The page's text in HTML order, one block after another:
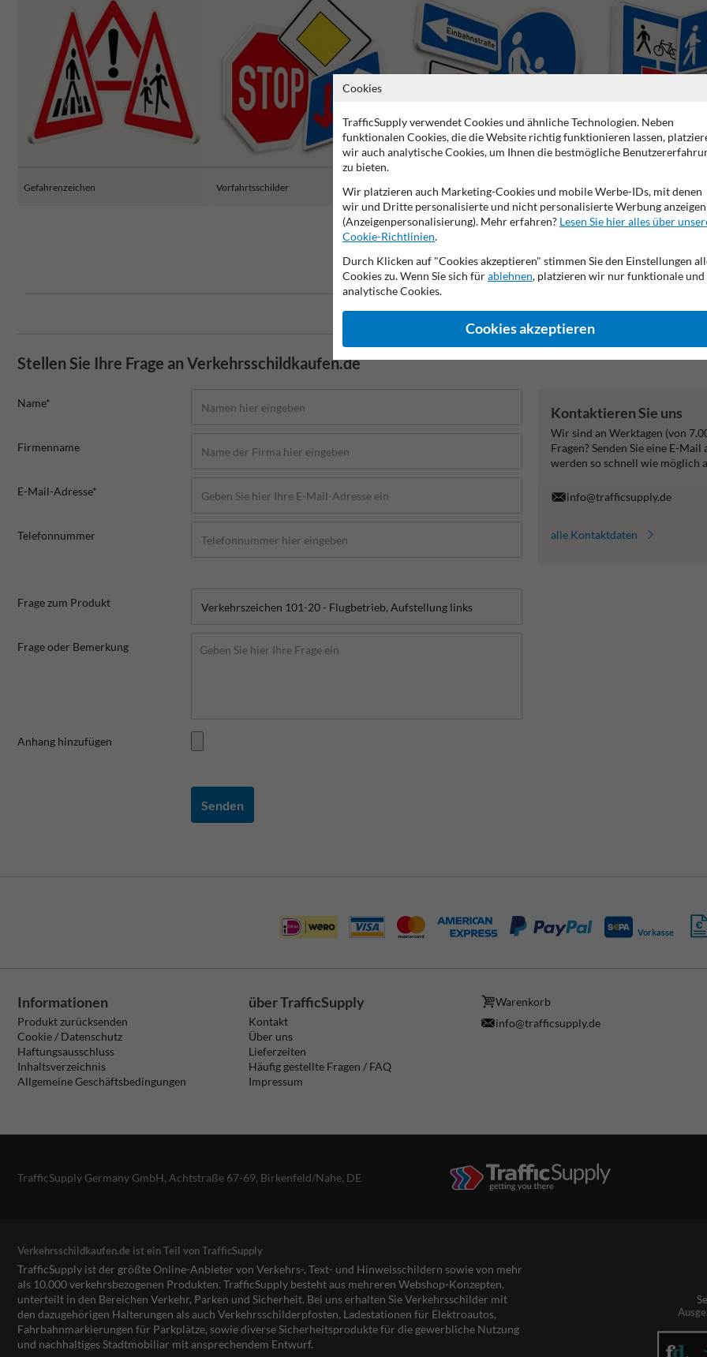
Gefahrenzeichen Vorfahrtsschilder Vorschriftszeichen Richtzeichen
2 Jahre Werksgarantie
Stellen Sie Ihre Frage an Verkehrsschildkaufen.de
Name*
Firmenname
E-Mail-Adresse*
Telefonnummer
Frage zum Produkt
Frage oder Bemerkung
Anhang hinzufügen
Senden
Kontaktieren Sie uns
Wir sind an Werktagen (von
Fragen? Senden Sie eine E-Mail
werden so schnell wie möglich
info@trafficsupply.de
alle Kontaktdaten
Vorkasse
Informationen
Produkt zurücksenden
Cookie / Datenschutz
Haftungsausschluss
Inhaltsverzeichnis
Allgemeine Geschäftsbedingungen
über TrafficSupply
Kontakt
Über uns
Lieferzeiten
Häufig gestellte Fragen / FAQ
Impressum
Warenkorb
info@trafficsupply.de
TrafficSupply Germany GmbH, Achtstraße 67-69, Birkenfeld/Nahe, DE
Verkehrsschildkaufen.de ist ein Teil von TrafficSupply
TrafficSupply ist der größte Online-Anbieter von Verkehrs-, Text- und Hinweisschildern sowie von mehr
als 10.000 verkehrsbezogenen Produkten. TrafficSupply besteht aus mehreren Webshop-Konzepten,
unterteilt in den Bereichen Verkehr, Parken und Sicherheit. Bei uns erhalten Sie Verkehrsschilder mit
den dazugehörigen Halterungen als auch Verkehrsschilderpfosten, Ladestationen für Elektroautos,
Fahrbahnmarkierungen für Parkplätze, sowie diverse Sicherheitsprodukte für die gewerbliche Nutzung
und nachhaltiges Stadtmobiliar mit ansprechendem Entwurf.
Cookies
TrafficSupply verwendet Cookies und ähnliche Technologien. Neben
funktionalen Cookies, die die Website richtig funktionieren lassen,
wir auch analytische Cookies, um Ihnen die bestmögliche
zu bieten.
Wir platzieren auch Marketing-Cookies und mobile Werbe-IDs, mit denen
wir und Dritte personalisierte und nicht personalisierte Werbung anzeigen
(Anzeigenpersonalisierung). Mehr erfahren? Lesen Sie hier alles über
Cookie-Richtlinien.
Durch Klicken auf "Cookies akzeptieren" stimmen Sie den Einstellungen
Cookies zu. Wenn Sie sich fürablehnen, platzieren wir nur funktionale und
analytische Cookies.
Cookies akzeptieren